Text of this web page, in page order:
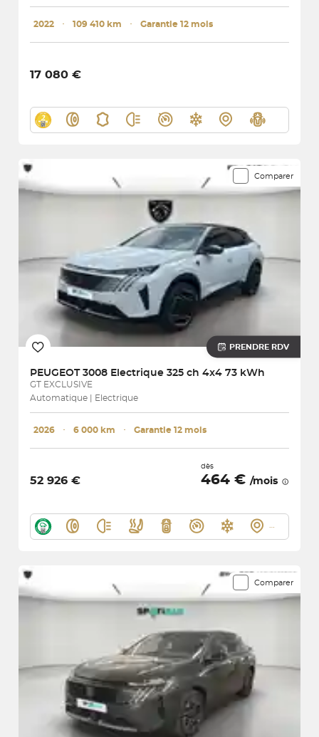
2022 ･ 109 410 km ･ Garantie 12 mois
17 080 €
Comparer
PRENDRE RDV
PEUGEOT 3008 Electrique 325 ch 4x4 73 kWh
GT EXCLUSIVE
Automatique | Electrique
2026 ･ 6 000 km ･ Garantie 12 mois
52 926 €
dès
464 € /mois
Comparer